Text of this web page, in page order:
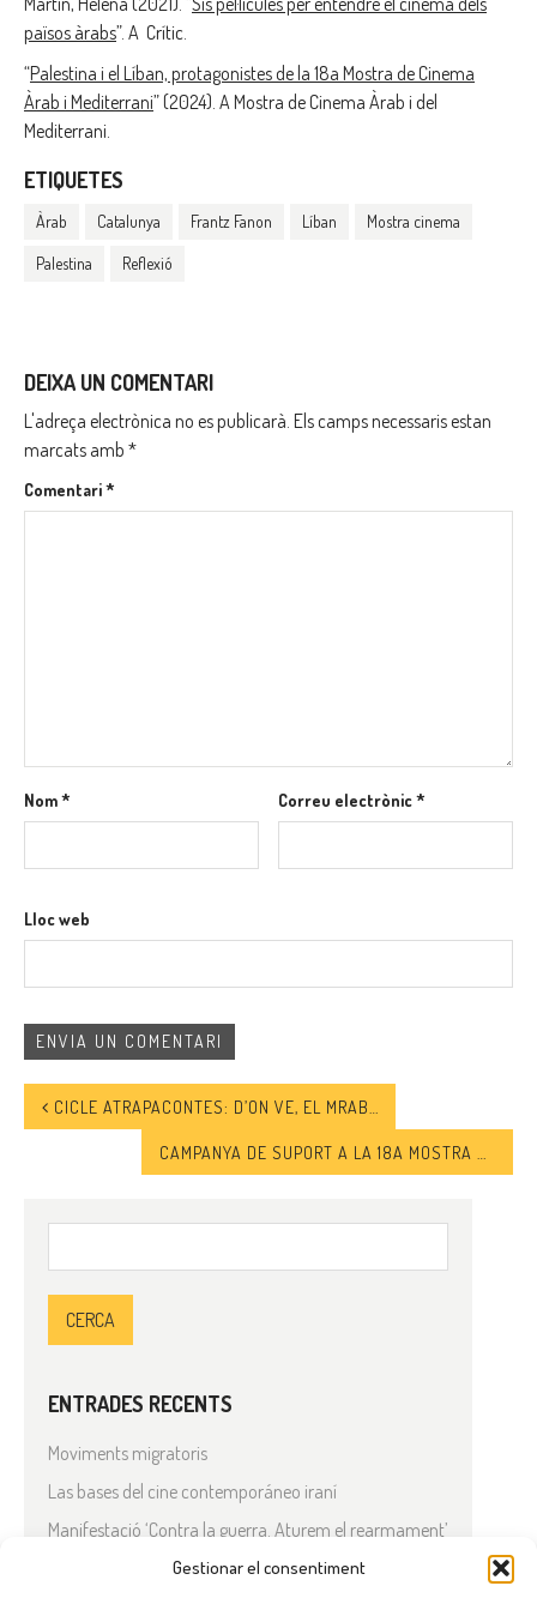
Gestionar el consentiment
països àrabs”. A Crític.
“Palestina i el Líban, protagonistes de la 18a Mostra de Cinema
Àrab i Mediterrani” (2024). A Mostra de Cinema Àrab i del
Mediterrani.
ETIQUETES
Àrab Catalunya Frantz Fanon Líban Mostra cinema
Palestina Reflexió
DEIXA UN COMENTARI
L'adreça electrònica no es publicarà. Els camps necessaris estan
marcats amb *
Comentari*
Nom* Correu electrònic*
Lloc web
CICLE ATRAPACONTES: D’ON VE, EL MRABIH?
ENTRADES RECENTS
Moviments migratoris
Las bases del cine contemporáneo iraní
Manifestació ‘Contra la guerra. Aturem el rearmament’
En solidaritat amb el Líban